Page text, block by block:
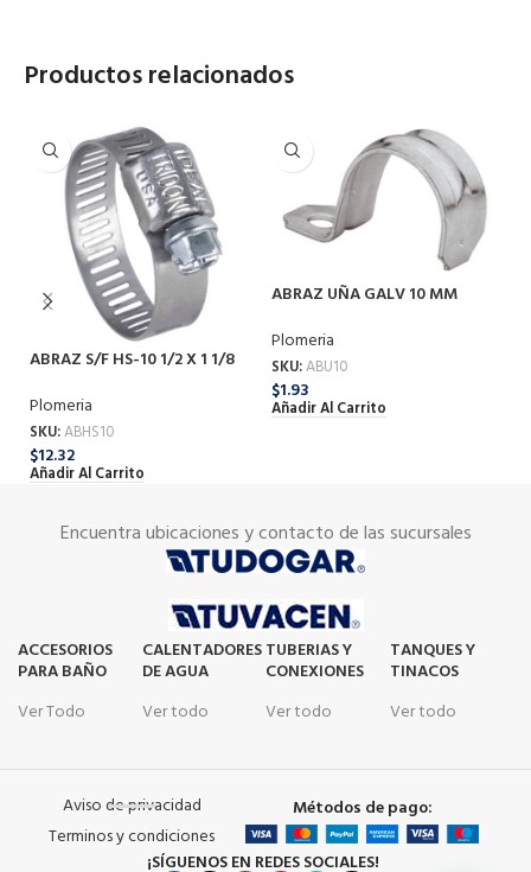
Productos relacionados
ABRAZ S/F HS-10 1/2 X 1 1/8
Plomeria
SKU:ABHS10
$12.32
Añadir Al Carrito
ABRAZ UÑA GALV 10 MM
Plomeria
SKU:ABU10
$1.93
Añadir Al Carrito
Encuentra ubicaciones y contacto de las sucursales
ACCESORIOS
PARA BAÑO
Ver Todo
CALENTADORES
DE AGUA
Ver todo
TUBERIAS Y
CONEXIONES
Ver todo
TANQUES Y
TINACOS
Ver todo
Aviso de privacidad
Terminos y condiciones
Métodos de pago:
¡SÍGUENOS EN REDES SOCIALES!